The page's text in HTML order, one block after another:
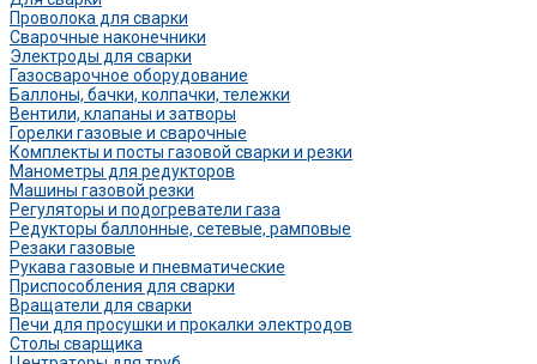
Проволока для сварки
Сварочные наконечники
Электроды для сварки
Газосварочное оборудование
Баллоны, бачки, колпачки, тележки
Вентили, клапаны и затворы
Горелки газовые и сварочные
Комплекты и посты газовой сварки и резки
Манометры для редукторов
Машины газовой резки
Регуляторы и подогреватели газа
Редукторы баллонные, сетевые, рамповые
Резаки газовые
Рукава газовые и пневматические
Приспособления для сварки
Вращатели для сварки
Печи для просушки и прокалки электродов
Столы сварщика